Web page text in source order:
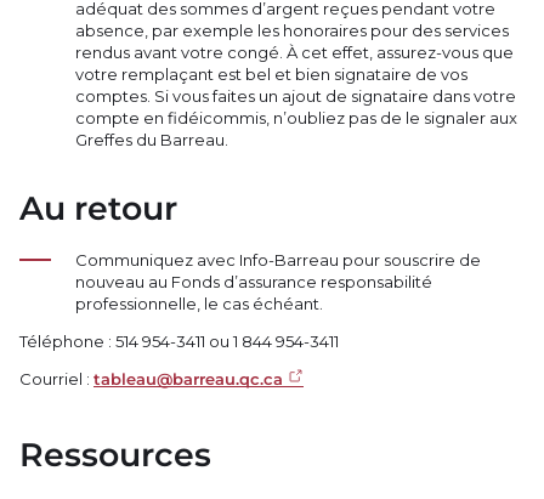
adéquat des sommes d’argent reçues pendant votre
absence, par exemple les honoraires pour des services
rendus avant votre congé. À cet effet, assurez-vous que
votre remplaçant est bel et bien signataire de vos
comptes. Si vous faites un ajout de signataire dans votre
compte en fidéicommis, n’oubliez pas de le signaler aux
Greffes du Barreau.
Au retour
Communiquez avec Info-Barreau pour souscrire de
nouveau au Fonds d’assurance responsabilité
professionnelle, le cas échéant.
Téléphone : 514 954-3411 ou 1 844 954-3411
Courriel :tableau@barreau.qc.ca
Ressources